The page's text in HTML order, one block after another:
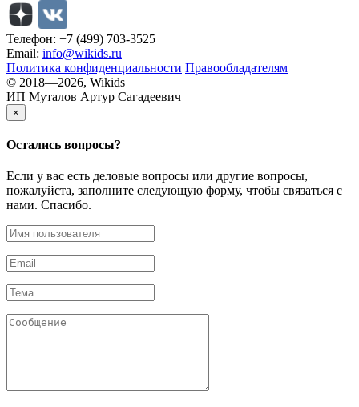
Телефон: +7 (499) 703-3525
Email: info@wikids.ru
Политика конфиденциальности Правообладателям
© 2018—2026, Wikids
ИП Муталов Артур Сагадеевич
×
Остались вопросы?
Если у вас есть деловые вопросы или другие вопросы,
пожалуйста, заполните следующую форму, чтобы связаться с
нами. Спасибо.